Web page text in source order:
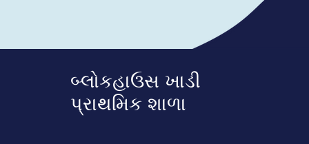
બ્લોકહાઉસ ખાડી
પ્રાથમિક શાળા